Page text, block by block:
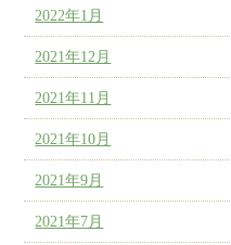
2022年1月
2021年12月
2021年11月
2021年10月
2021年9月
2021年7月